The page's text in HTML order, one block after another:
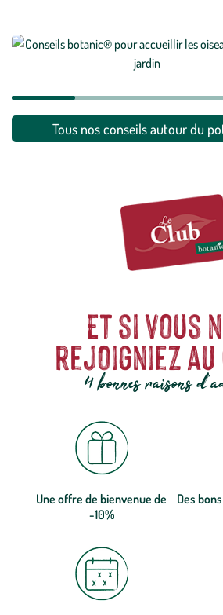
Comment accueillir les oiseaux dans nos
En savoir plus
Tous nos conseils autour du
Et si vous
rejoigniez au
4 bonnes raisons
Une offre de bienvenue de
-10%
Des